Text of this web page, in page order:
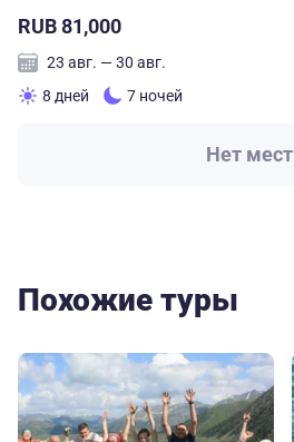
RUB 81,000
23 авг. — 30 авг.
8 дней
7 ночей
Нет мест
Похожие туры